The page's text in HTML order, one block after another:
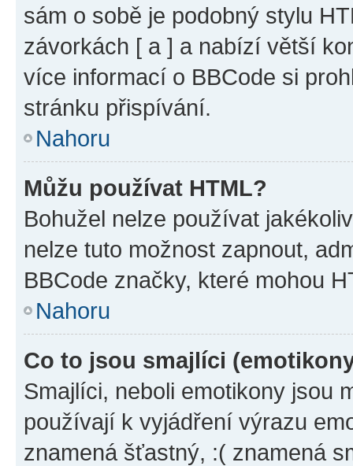
sám o sobě je podobný stylu
závorkách [ a ] a nabízí větší
více informací o BBCode si
stránku přispívání.
Nahoru
Můžu používat HTML?
Bohužel nelze používat
nelze tuto možnost zapnout,
BBCode značky, které mohou
Nahoru
Co to jsou smajlíci
Smajlíci, neboli emotikony jsou
používají k vyjádření výrazu
znamená šťastný, :( znamená